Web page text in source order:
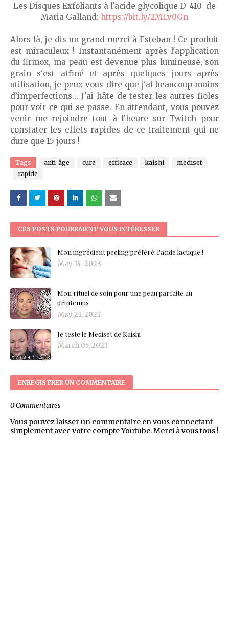
Les Disques Exfoliants à l'acide glycolique D-410 de
Maria Galland: https://bit.ly/2MLv0Gn
Alors là, je dis un grand merci à Esteban ! Ce produit
est miraculeux ! Instantanément après l'application
du firmox, ma peau est devenue plus lumineuse, son
grain s'est affiné et après quelques jours après
utilisation, je peux vous dire que j'ai beaucoup moins
d’imperfections... J'ai hâte de tester les autres fioles
pour voir ce qui se passe. En attendant, vous pouvez
venir me rejoindre tout à l'heure sur Twitch pour
constater les effets rapides de ce traitement qui ne
dure que 15 jours !
Tags anti-âge cure efficace kaishi
mediset
rapide
CES POSTS POURRAIENT VOUS INTÉRESSER
Mon ingrédient peeling préféré: l'acide lactique !
May 14, 2023
Mon rituel de soin pour une peau parfaite au
printemps
May 21, 2021
Je teste le Mediset de Kaishi
March 05, 2021
ENREGISTRER UN COMMENTAIRE
0 Commentaires
Vous pouvez laisser un commentaire en vous connectant
simplement avec votre compte Youtube. Merci à vous tous !